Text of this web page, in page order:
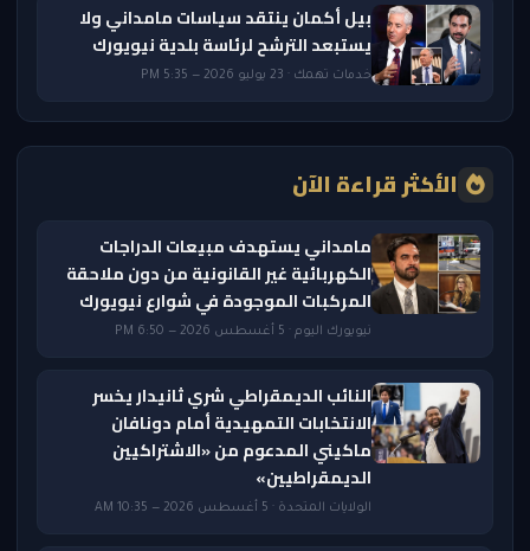
بيل أكمان ينتقد سياسات مامداني ولا
يستبعد الترشح لرئاسة بلدية نيويورك
خدمات تهمك · 23 يوليو 2026 — 5:35 PM
الأكثر قراءة الآن
مامداني يستهدف مبيعات الدراجات
الكهربائية غير القانونية من دون ملاحقة
المركبات الموجودة في شوارع نيويورك
نيويورك اليوم · 5 أغسطس 2026 — 6:50 PM
النائب الديمقراطي شري ثانيدار يخسر
الانتخابات التمهيدية أمام دونافان
ماكيني المدعوم من «الاشتراكيين
الديمقراطيين»
الولايات المتحدة · 5 أغسطس 2026 — 10:35 AM